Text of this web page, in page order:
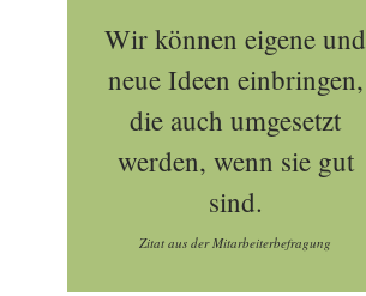
Wir können eigene und
neue Ideen einbringen,
die auch umgesetzt
werden, wenn sie gut
sind.
Zitat aus der Mitarbeiterbefragung